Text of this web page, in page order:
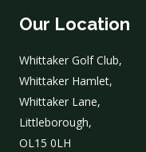
Our Location
Whittaker Golf Club,
Whittaker Hamlet,
Whittaker Lane,
Littleborough,
OL15 0LH